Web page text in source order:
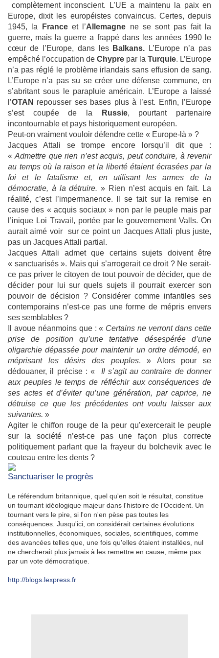
complètement inconscient. L’UE a maintenu la paix en
Europe, dixit les européistes convaincus. Certes, depuis
1945, la
Franceet l’Allemagne ne se sont pas fait la
guerre, mais la guerre a frappé dans les années 1990 le
cœur de l’Europe, dans les Balkans. L’Europe n’a pas
empêché l’occupation de Chypre par la Turquie. L’Europe
n’a pas réglé le problème irlandais sans effusion de sang.
L’Europe n’a pas su se créer une défense commune, en
s’abritant sous le parapluie américain. L’Europe a laissé
l’OTAN repousser ses bases plus à l’est. Enfin, l’Europe
s’est coupée de la
Russie, pourtant partenaire
incontournable et pays historiquement européen.
Peut-on vraiment vouloir défendre cette « Europe-là » ?
Jacques Attali se trompe encore lorsqu’il dit que :
«Admettre que rien n’est acquis, peut conduire, à revenir
au temps où la raison et la liberté étaient écrasées par la
foi et le fatalisme et, en utilisant les armes de la
démocratie, à la détruire.» Rien n’est acquis en fait. La
réalité, c’est l’impermanence. Il se tait sur la remise en
cause des « acquis sociaux » non par le peuple mais par
l’inique Loi Travail, portée par le gouvernement Valls. On
aurait aimé voir sur ce point un Jacques Attali plus juste,
pas un Jacques Attali partial.
Jacques Attali admet que certains sujets doivent être
« sanctuarisés ». Mais qui s’arrogerait ce droit ? Ne serait-
ce pas priver le citoyen de tout pouvoir de décider, que de
décider pour lui sur quels sujets il pourrait exercer son
pouvoir de décision ? Considérer comme infantiles ses
contemporains n’est-ce pas une forme de mépris envers
ses semblables ?
Il avoue néanmoins que : « Certains ne verront dans cette
prise de position qu’une tentative désespérée d’une
oligarchie dépassée pour maintenir un ordre démodé, en
méprisant les désirs des peuples. » Alors pour se
dédouaner, il précise : «
Il s’agit au contraire de donner
aux peuples le temps de réfléchir aux conséquences de
ses actes et d’éviter qu’une génération, par caprice, ne
détruise ce que les précédentes ont voulu laisser aux
suivantes. »
Agiter le chiffon rouge de la peur qu’exercerait le peuple
sur la société n’est-ce pas une façon plus correcte
politiquement parlant que la frayeur du bolchevik avec le
couteau entre les dents ?
Sanctuariser le progrès
Le référendum britannique, quel qu'en soit le résultat, constitue
un tournant idéologique majeur dans l'histoire de l'Occident. Un
tournant vers le pire, si l'on n'en pèse pas toutes les
conséquences. Jusqu'ici, on considérait certaines évolutions
institutionnelles, économiques, sociales, scientifiques, comme
des avancées telles que, une fois qu'elles étaient installées, nul
ne chercherait plus jamais à les remettre en cause, même pas
par un vote démocratique.
http://blogs.lexpress.fr